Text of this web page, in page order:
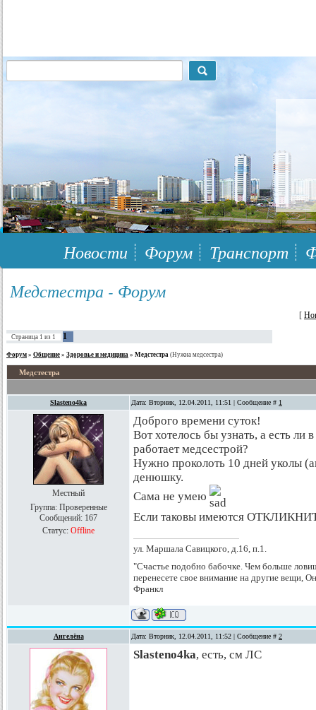
117148, г.Москва, ЮЗАО, муниципальный район Южное Бутово
Новости Форум Транспорт
Медстестра - Форум
[
Страница 1 из 1 1
Форум » Общение » Здоровье и медицина » Медстестра (Нужна медсестра)
Медстестра
Slasteno4ka Дата: Вторник, 12.04.2011, 11:51 | Сообщение # 1
Местный
Группа: Проверенные
Сообщений: 167
Статус: Offline
Доброго времени суток!
Вот хотелось бы узнать, а есть
работает медсестрой?
Нужно проколоть 10 дней уколы
денюшку.
Сама не умею
Если таковы имеются
ул. Маршала Савицкого, д.16, п.1.
"Счастье подобно бабочке. Чем больше
перенесете свое внимание на другие вещи,
Франкл
Ангелёна Дата: Вторник, 12.04.2011, 11:52 | Сообщение # 2
Slasteno4ka, есть, см ЛС